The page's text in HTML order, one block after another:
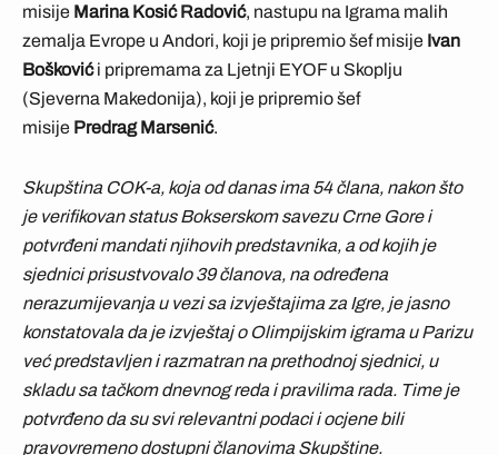
misije Marina Kosić Radović, nastupu na Igrama malih
zemalja Evrope u Andori, koji je pripremio šef misije Ivan
Boškovići pripremama za Ljetnji EYOF u Skoplju
(Sjeverna Makedonija), koji je pripremio šef
misije Predrag Marsenić.
Skupština COK-a, koja od danas ima 54 člana, nakon što
je verifikovan status Bokserskom savezu Crne Gore i
potvrđeni mandati njihovih predstavnika, a od kojih je
sjednici prisustvovalo 39 članova, na određena
nerazumijevanja u vezi sa izvještajima za Igre, je jasno
konstatovala da je izvještaj o Olimpijskim igrama u Parizu
već predstavljen i razmatran na prethodnoj sjednici, u
skladu sa tačkom dnevnog reda i pravilima rada. Time je
potvrđeno da su svi relevantni podaci i ocjene bili
pravovremeno dostupni članovima Skupštine.